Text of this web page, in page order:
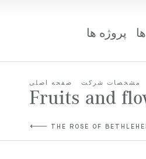
پروژه ها
صفحه اصلی مشخصات شرکت
Fruits and
THE ROSE OF